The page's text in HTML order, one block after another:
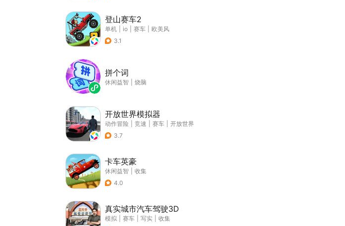
登山赛车2
单机 io 赛车
欧美风
3.1
拼个词
休闲益智 烧脑
开放世界模拟器
动作冒险 竞速 赛车
开放世界
3.7
卡车英豪
休闲益智
收集
4.0
真实城市汽车驾驶3D
模拟 赛车 写实
收集